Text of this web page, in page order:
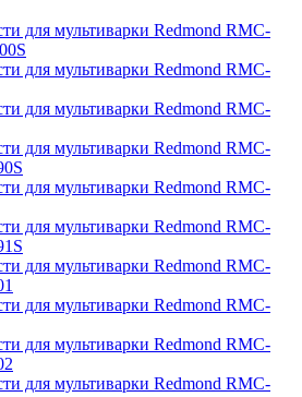
для мультиварки Redmond RMC-
для мультиварки Redmond RMC-
для мультиварки Redmond RMC-
для мультиварки Redmond RMC-
для мультиварки Redmond RMC-
для мультиварки Redmond RMC-
для мультиварки Redmond RMC-
для мультиварки Redmond RMC-
для мультиварки Redmond RMC-
для мультиварки Redmond RMC-